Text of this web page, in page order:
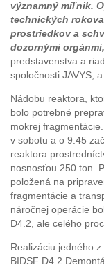
významný míľnik.
technických
prostriedkov a
dozornými
predstavenstva a
spoločnosti JAVYS,
Nádobu reaktora,
bolo potrebné
mokrej
v sobotu a o 9:45
reaktora
nosnosťou 250 ton.
položená na
fragmentácie a
náročnej operácie
D4.2, ale celého
Realizáciu jedného
BIDSF D4.2